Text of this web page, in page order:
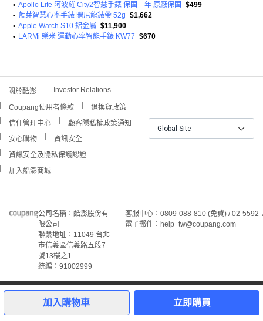
加入購物車 立即購買
• Apollo Life 阿波羅 City2智慧手錶 保固一年 原廠保固
$499
• 藍芽智慧心率手錶 贈尼龍錶帶 52g $1,662
• Apple Watch S10 鋁金屬 $11,900
• LARMi 樂米 運動心率智能手錶 KW77 $670
關於酷澎 Investor Relations
Coupang使用者條款
退換貨政策
信任管理中心
顧客隱私權政策通知
安心購物
資訊安全
資訊安全及隱私保護認證
加入酷澎商城
Global Site
公司名稱：酷澎股份有
限公司
聯繫地址：11049 台北
市信義區信義路五段7
號13樓之1
統編：91002999
客服中心：0809-088-810 (免費) / 02-
電子郵件：help_tw@coupang.com
©Coupang Taiwan Co., Ltd. 保留所有權利。
本網站上顯示的所有商標、標誌和服務標誌均為酷澎股份有
限公司和/或其在美國和其他國家/地區註冊之關聯公司之所